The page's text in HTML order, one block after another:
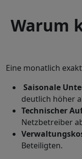
Warum
Eine monatlich
Saisonale
deutlich höher
Technischer
Netzbetreiber
Beteiligten.